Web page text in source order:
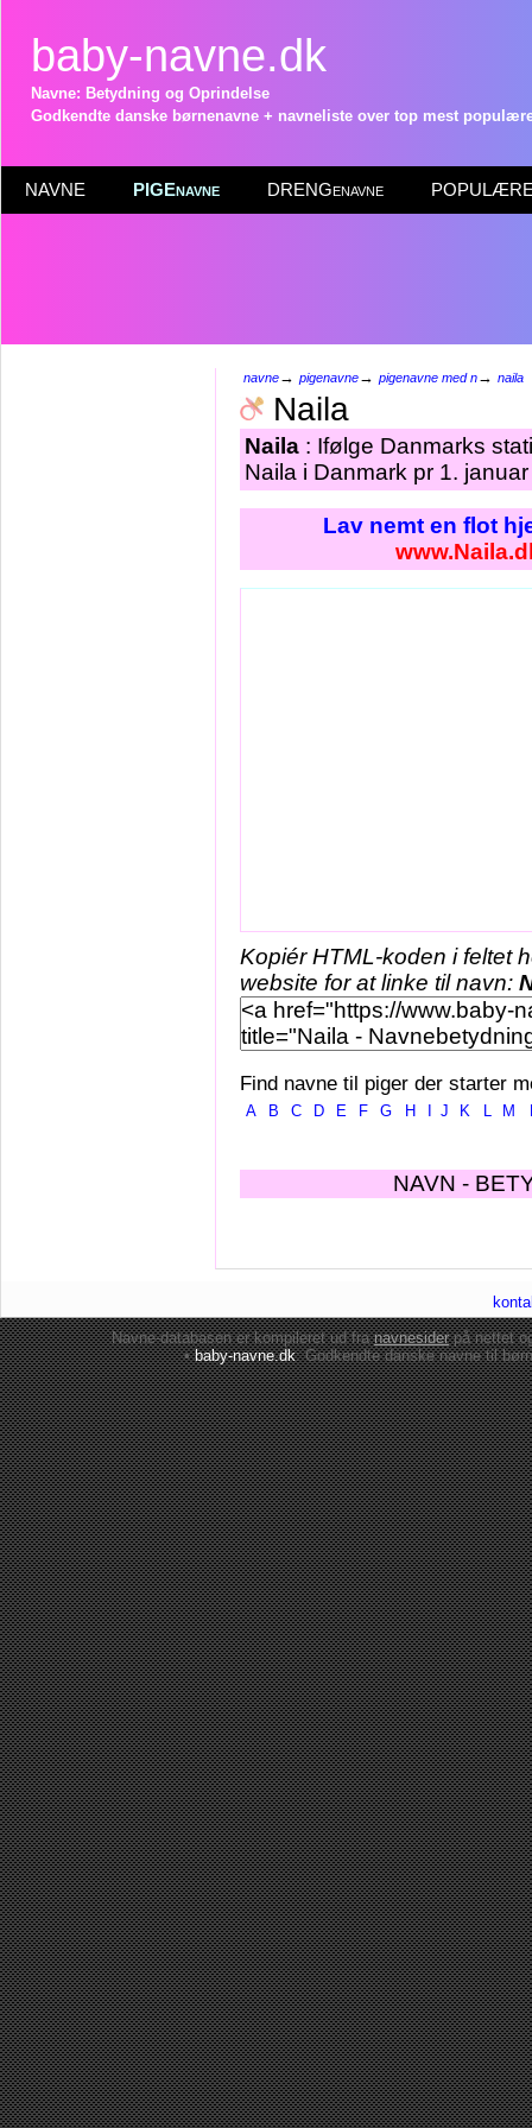
baby-navne.dk
Navne: Betydning og Oprindelse
Godkendte danske børnenavne + navneliste over top mest
NAVNE PIGEnavne DRENGenavne POPULÆRE
navne→ pigenavne→ pigenavne med n→ naila
Naila
Naila : Ifølge Danmarks
Naila i Danmark pr 1.
Lav nemt en flot
Kopiér HTML-koden i feltet
website for at linke til navn:
Find navne til piger der starter
A B C D E F G H J K L M
NAVN -
Navne-databasen er kompileret ud franavnesiderpå nettet
•baby-navne.dk: Godkendte danskenavne til børn